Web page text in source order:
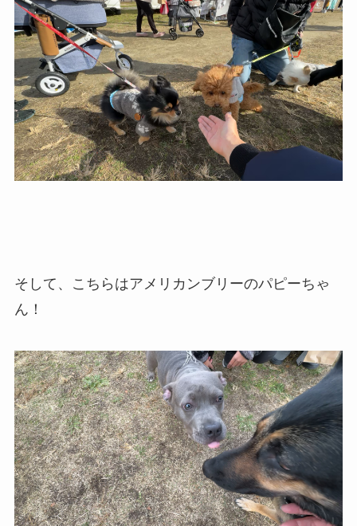
そして、こちらはアメリカンブリーのパピーちゃ
ん！